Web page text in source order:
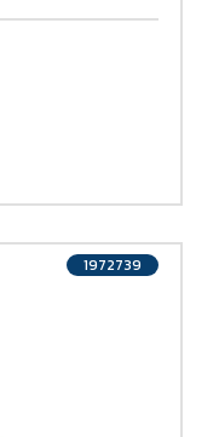
1972739